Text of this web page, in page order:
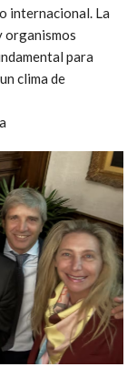
internacional. La
organismos
para
clima de